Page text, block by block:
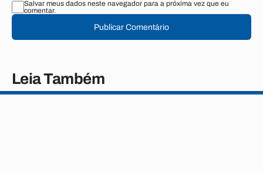
Salvar meus dados neste navegador para a próxima vez que eu
comentar.
Publicar Comentário
Leia Também